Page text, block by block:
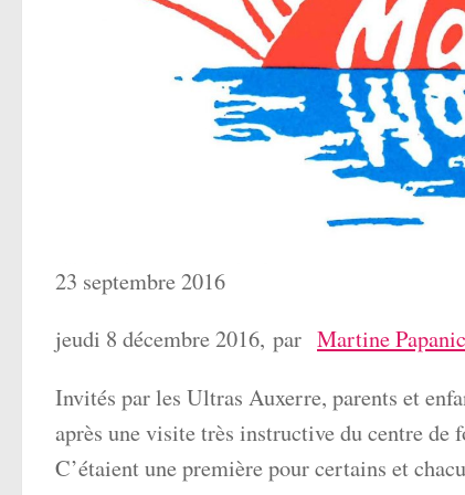
23 septembre 2016
jeudi 8 décembre 2016, par Martine
Invités par les Ultras Auxerre, parents et
après une visite très instructive du centre de
C’étaient une première pour certains et